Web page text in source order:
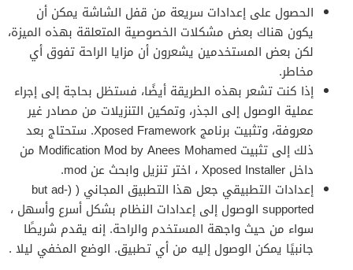
الحصول على إعدادات سريعة من قفل الشاشة يمكن أن
يكون هناك بعض مشكلات الخصوصية المتعلقة بهذه الميزة،
لكن بعض المستخدمين يشعرون أن مزايا الراحة تفوق أي
مخاطر.
إذا كنت تشعر بهذه الطريقة أيضًا، فستظل بحاجة إلى إجراء
عملية الوصول إلى الجذر، وتمكين التنزيلات من مصادر غير
معروفة، وتثبيت برنامج Xposed Framework. ستحتاج بعد
ذلك إلى تثبيت Modification Mod by Anees Mohamed من
داخل Xposed Installer ، اختر تنزيل وابحث عن mod.
إعدادات التطبيقي جعل هذا التطبيق المجاني ( (but ad-
supported الوصول إلى إعدادات النظام بشكل أسرع وأسهل ،
سواء من حيث واجهة المستخدم والراحة. إنه يقدم شريطًا
جانبيًا يمكن الوصول إليه من أي تطبيق. الوضع المخفي ليلا .